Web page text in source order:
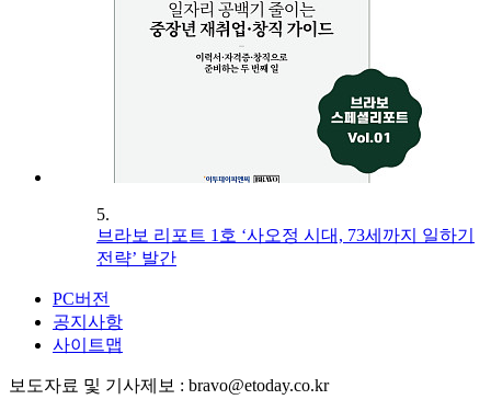
5.
브라보 리포트 1호 ‘사오정 시대, 73세까지 일하기
전략’ 발간
PC버전
공지사항
사이트맵
보도자료 및 기사제보 : bravo@etoday.co.kr